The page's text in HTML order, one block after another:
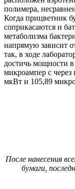
полимера,
Когда прицветник
соприкасаются и
метаболизма
напрямую зависит
так, в ходе
достичь мощности
микроампер с
мкВт и 105,89
После нанесения
бумаги,